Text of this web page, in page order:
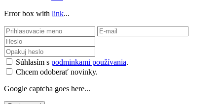
Error box with link...
Súhlasím s podminkami používania.
Chcem odoberať novinky.
Google captcha goes here...